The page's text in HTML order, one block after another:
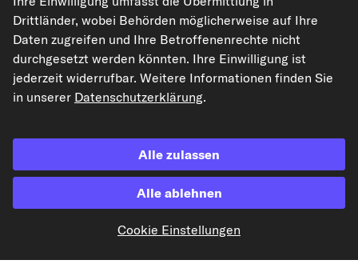
Unsere Versandpartner
carpardoo.nl
Drittländer, wobei Behörden möglicherweise auf Ihre
Daten zugreifen und Ihre Betroffenenrechte nicht
durchgesetzt werden könnten. Ihre Einwilligung ist
jederzeit widerrufbar. Weitere Informationen finden Sie
in unserer Datenschutzerklärung.
Alle zulassen
Alle ablehnen
Cookie Einstellungen